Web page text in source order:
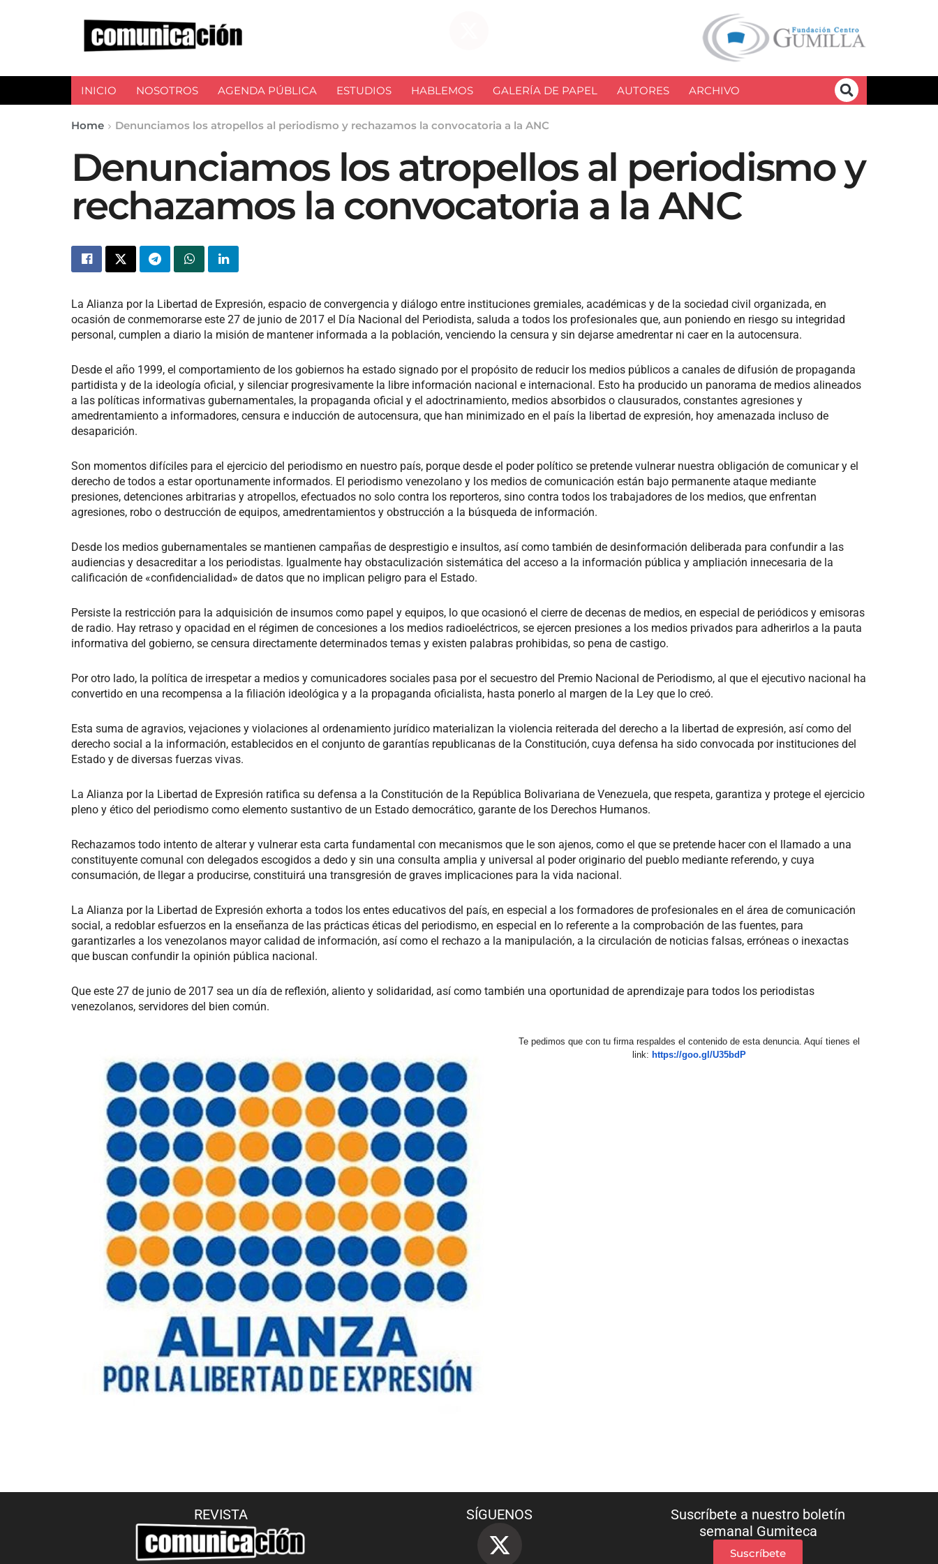
INICIO NOSOTROS AGENDA PÚBLICA ESTUDIOS HABLEMOS GALERÍA DE PAPEL AUTORES ARCHIVO
Home Denunciamos los atropellos al periodismo y rechazamos la convocatoria a la ANC
Denunciamos los atropellos al periodismo y
rechazamos la convocatoria a la ANC
La Alianza por la Libertad de Expresión, espacio de convergencia y diálogo entre instituciones gremiales, académicas y de la sociedad civil organizada, en
ocasión de conmemorarse este 27 de junio de 2017 el Día Nacional del Periodista, saluda a todos los profesionales que, aun poniendo en riesgo su integridad
personal, cumplen a diario la misión de mantener informada a la población, venciendo la censura y sin dejarse amedrentar ni caer en la autocensura.
Desde el año 1999, el comportamiento de los gobiernos ha estado signado por el propósito de reducir los medios públicos a canales de difusión de propaganda
partidista y de la ideología oficial, y silenciar progresivamente la libre información nacional e internacional. Esto ha producido un panorama de medios alineados
a las políticas informativas gubernamentales, la propaganda oficial y el adoctrinamiento, medios absorbidos o clausurados, constantes agresiones y
amedrentamiento a informadores, censura e inducción de autocensura, que han minimizado en el país la libertad de expresión, hoy amenazada incluso de
desaparición.
Son momentos difíciles para el ejercicio del periodismo en nuestro país, porque desde el poder político se pretende vulnerar nuestra obligación de comunicar y el
derecho de todos a estar oportunamente informados. El periodismo venezolano y los medios de comunicación están bajo permanente ataque mediante
presiones, detenciones arbitrarias y atropellos, efectuados no solo contra los reporteros, sino contra todos los trabajadores de los medios, que enfrentan
agresiones, robo o destrucción de equipos, amedrentamientos y obstrucción a la búsqueda de información.
Desde los medios gubernamentales se mantienen campañas de desprestigio e insultos, así como también de desinformación deliberada para confundir a las
audiencias y desacreditar a los periodistas. Igualmente hay obstaculización sistemática del acceso a la información pública y ampliación innecesaria de la
calificación de «confidencialidad» de datos que no implican peligro para el Estado.
Persiste la restricción para la adquisición de insumos como papel y equipos, lo que ocasionó el cierre de decenas de medios, en especial de periódicos y emisoras
de radio. Hay retraso y opacidad en el régimen de concesiones a los medios radioeléctricos, se ejercen presiones a los medios privados para adherirlos a la pauta
informativa del gobierno, se censura directamente determinados temas y existen palabras prohibidas, so pena de castigo.
Por otro lado, la política de irrespetar a medios y comunicadores sociales pasa por el secuestro del Premio Nacional de Periodismo, al que el ejecutivo nacional ha
convertido en una recompensa a la filiación ideológica y a la propaganda oficialista, hasta ponerlo al margen de la Ley que lo creó.
Esta suma de agravios, vejaciones y violaciones al ordenamiento jurídico materializan la violencia reiterada del derecho a la libertad de expresión, así como del
derecho social a la información, establecidos en el conjunto de garantías republicanas de la Constitución, cuya defensa ha sido convocada por instituciones del
Estado y de diversas fuerzas vivas.
La Alianza por la Libertad de Expresión ratifica su defensa a la Constitución de la República Bolivariana de Venezuela, que respeta, garantiza y protege el ejercicio
pleno y ético del periodismo como elemento sustantivo de un Estado democrático, garante de los Derechos Humanos.
Rechazamos todo intento de alterar y vulnerar esta carta fundamental con mecanismos que le son ajenos, como el que se pretende hacer con el llamado a una
constituyente comunal con delegados escogidos a dedo y sin una consulta amplia y universal al poder originario del pueblo mediante referendo, y cuya
consumación, de llegar a producirse, constituirá una transgresión de graves implicaciones para la vida nacional.
La Alianza por la Libertad de Expresión exhorta a todos los entes educativos del país, en especial a los formadores de profesionales en el área de comunicación
social, a redoblar esfuerzos en la enseñanza de las prácticas éticas del periodismo, en especial en lo referente a la comprobación de las fuentes, para
garantizarles a los venezolanos mayor calidad de información, así como el rechazo a la manipulación, a la circulación de noticias falsas, erróneas o inexactas
que buscan confundir la opinión pública nacional.
Que este 27 de junio de 2017 sea un día de reflexión, aliento y solidaridad, así como también una oportunidad de aprendizaje para todos los periodistas
venezolanos, servidores del bien común.
Te pedimos que con tu firma respaldes el contenido de esta denuncia. Aquí tienes el
link: https://goo.gl/U35bdP
REVISTA SÍGUENOS
Suscríbete a nuestro boletín
semanal Gumiteca
Suscríbete